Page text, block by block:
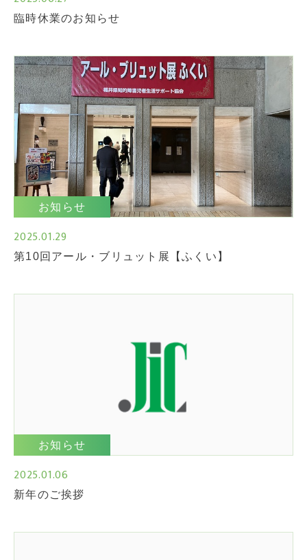
臨時休業のお知らせ
お知らせ
2025.01.29
第10回アール・ブリュット展【ふくい】
お知らせ
2025.01.06
新年のご挨拶